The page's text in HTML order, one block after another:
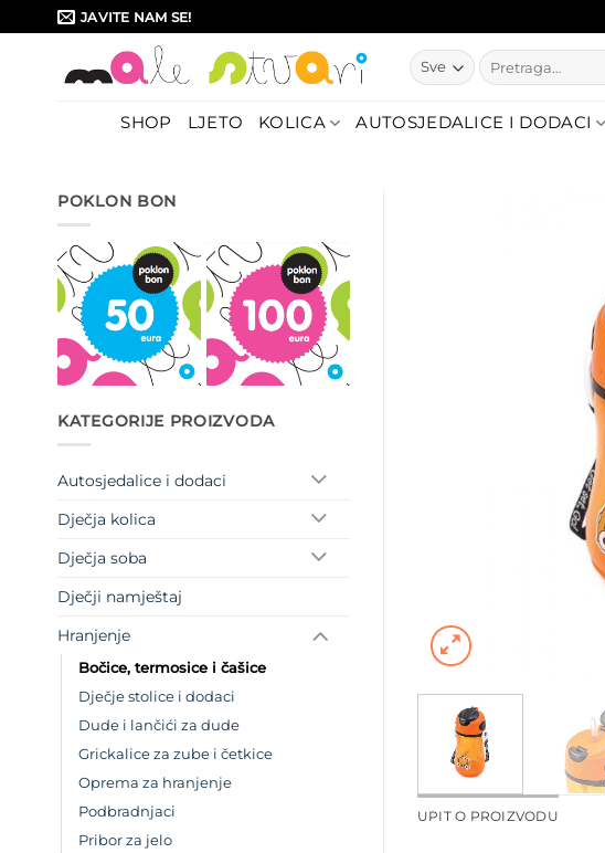
to
JAVITE NAM SE!
Pretraži:
SHOP LJETO KOLICA AUTOSJEDALICE I DODACI
POKLON BON
KATEGORIJE PROIZVODA
Autosjedalice i dodaci
Dječja kolica
Dječja soba
Dječji namještaj
Hranjenje
Bočice, termosice i čašice
Dječje stolice i dodaci
Dude i lančići za dude
Grickalice za zube i četkice
Oprema za hranjenje
Podbradnjaci
Pribor za jelo
UPIT O PROIZVODU